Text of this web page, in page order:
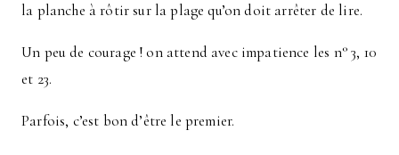
la planche à rôtir sur la plage qu’on doit arrêter de lire.
Un peu de courage ! on attend avec impatience les n° 3, 10
et 23.
Parfois, c’est bon d’être le premier.